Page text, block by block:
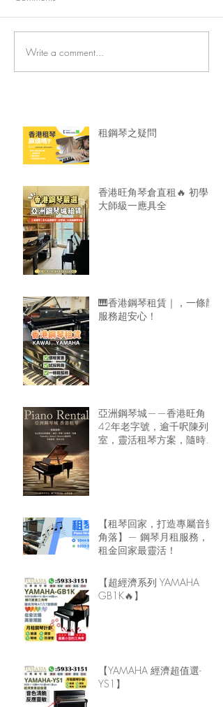
香港旺角琴倉直租🔥 初學
大師級一應具全
Write a comment...
租鋼琴之疑問
香港旺角琴倉直租🔥 初學
大師級一應具全
🎹香港鋼琴租賃｜，一條龍
服務超安心！
亞洲鋼琴城——香港旺角
42年老字號，逾千呎陳列
室，靈活租琴方案，隨時可
【租琴回家，打造專屬音樂
角落】— 鋼琴月租服務，
租金回家最靈活！
【超經濟系列 YAMAHA
GB1K🔥】
【YAMAHA 經濟超值選-
YS1】